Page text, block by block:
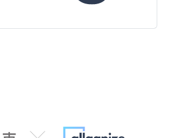
るだけで、あ